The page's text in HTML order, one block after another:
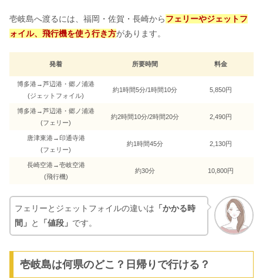
壱岐島へ渡るには、福岡・佐賀・長崎からフェリーやジェットフ
ォイル、飛行機を使う行き方があります。
発着 所要時間 料金
博多港→芦辺港・郷ノ浦港
(ジェットフォイル)
約1時間5分/1時間10分 5,850円
博多港→芦辺港・郷ノ浦港
(フェリー)
約2時間10分/2時間20分 2,490円
唐津東港→印通寺港
(フェリー)
約1時間45分 2,130円
長崎空港→壱岐空港
(飛行機)
約30分 10,800円
フェリーとジェットフォイルの違いは 「かかる時
間」 と 「値段」 です。
壱岐島は何県のどこ？日帰りで行ける？